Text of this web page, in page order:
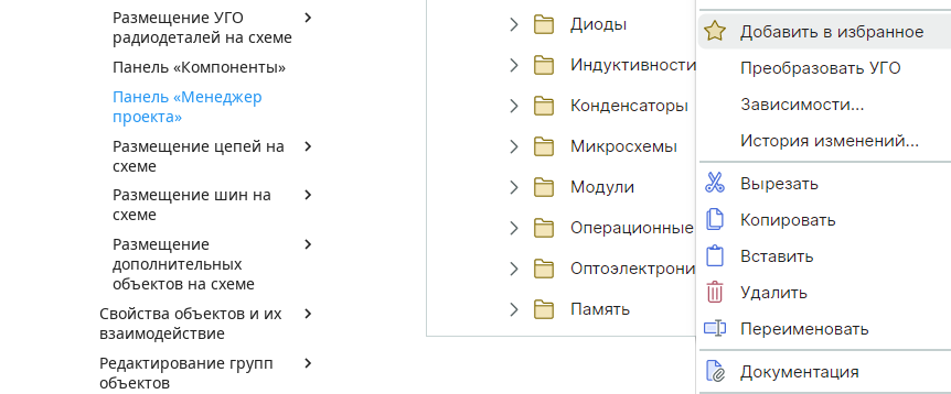
Размещение УГО
радиодеталей на схеме
Панель «Компоненты»
Панель «Менеджер
проекта»
Размещение цепей на
схеме
Размещение шин на
схеме
Размещение
дополнительных
объектов на схеме
Свойства объектов и их
взаимодействие
Редактирование групп
объектов